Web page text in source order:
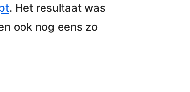
. Het resultaat was
ook nog eens zo